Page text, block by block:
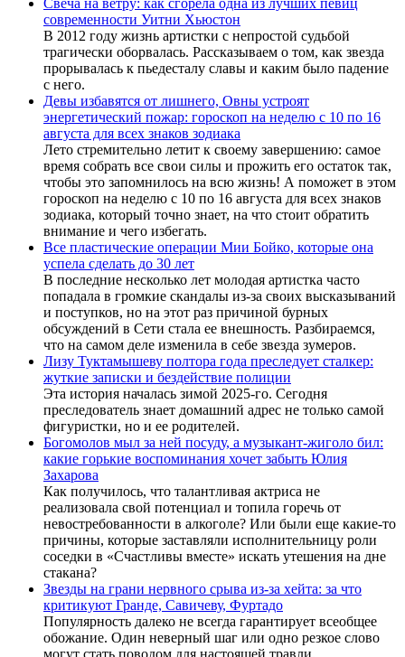
Свеча на ветру: как сгорела одна из лучших певиц
современности Уитни Хьюстон
В 2012 году жизнь артистки с непростой судьбой
трагически оборвалась. Рассказываем о том, как звезда
прорывалась к пьедесталу славы и каким было падение
с него.
Девы избавятся от лишнего, Овны устроят
энергетический пожар: гороскоп на неделю с 10 по 16
августа для всех знаков зодиака
Лето стремительно летит к своему завершению: самое
время собрать все свои силы и прожить его остаток так,
чтобы это запомнилось на всю жизнь! А поможет в этом
гороскоп на неделю с 10 по 16 августа для всех знаков
зодиака, который точно знает, на что стоит обратить
внимание и чего избегать.
Все пластические операции Мии Бойко, которые она
успела сделать до 30 лет
В последние несколько лет молодая артистка часто
попадала в громкие скандалы из-за своих высказываний
и поступков, но на этот раз причиной бурных
обсуждений в Сети стала ее внешность. Разбираемся,
что на самом деле изменила в себе звезда зумеров.
Лизу Туктамышеву полтора года преследует сталкер:
жуткие записки и бездействие полиции
Эта история началась зимой 2025-го. Сегодня
преследователь знает домашний адрес не только самой
фигуристки, но и ее родителей.
Богомолов мыл за ней посуду, а музыкант-жиголо бил:
какие горькие воспоминания хочет забыть Юлия
Захарова
Как получилось, что талантливая актриса не
реализовала свой потенциал и топила горечь от
невостребованности в алкоголе? Или были еще какие-то
причины, которые заставляли исполнительницу роли
соседки в «Счастливы вместе» искать утешения на дне
стакана?
Звезды на грани нервного срыва из-за хейта: за что
критикуют Гранде, Савичеву, Фуртадо
Популярность далеко не всегда гарантирует всеобщее
обожание. Один неверный шаг или одно резкое слово